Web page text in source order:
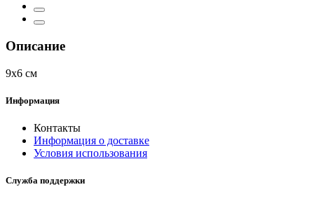
Описание
9х6 см
Информация
Контакты
Информация о доставке
Условия использования
Служба поддержки